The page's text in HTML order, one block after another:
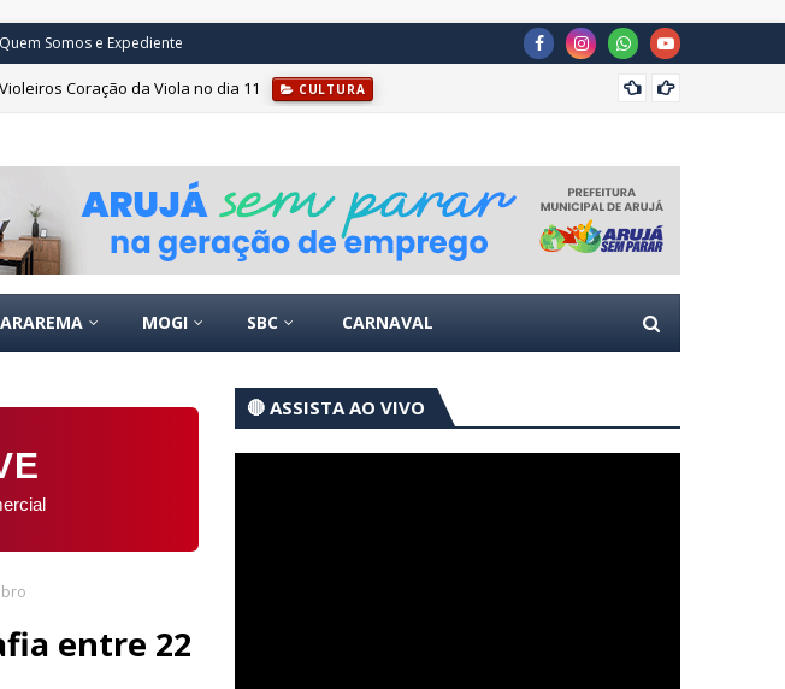
Quem Somos e Expediente
Coração da Viola no dia 11 CULTURA
MOGI SBC CARNAVAL
entre 22
🔴 ASSISTA AO VIVO